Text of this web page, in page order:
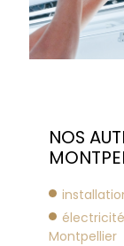
NOS
Montpellier